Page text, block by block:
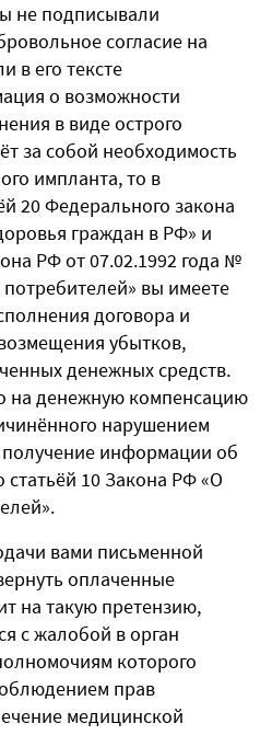
не подписывали
согласие на
в его тексте
о возможности
в виде острого
за собой необходимость
импланта, то в
20 Федерального закона
граждан в РФ» и
РФ от 07.02.1992 года №
вы имеете
договора и
убытков,
денежных средств.
на денежную компенсацию
нарушением
информации об
статьёй 10 Закона РФ «О
вами письменной
оплаченные
на такую претензию,
с жалобой в орган
которого
прав
медицинской